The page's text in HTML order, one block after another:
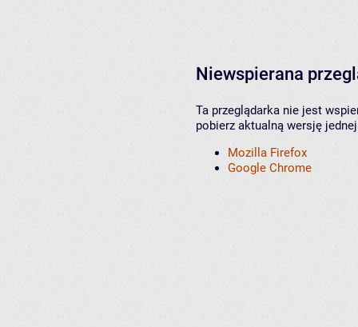
Niewspierana
Ta przeglądarka nie jest
pobierz aktualną wersję
Mozilla Firefox
Google Chrome